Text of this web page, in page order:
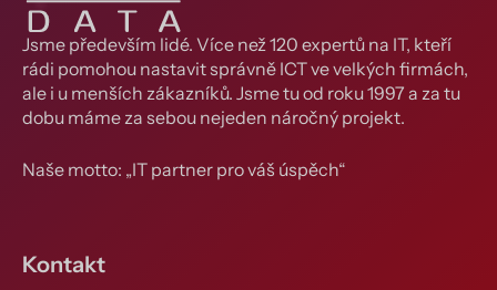
Jsme především lidé. Více než 120 expertů na IT, kteří
rádi pomohou nastavit správně ICT ve velkých firmách,
ale i u menších zákazníků. Jsme tu od roku 1997 a za tu
dobu máme za sebou nejeden náročný projekt.
Naše motto: „IT partner pro váš úspěch“
Kontakt